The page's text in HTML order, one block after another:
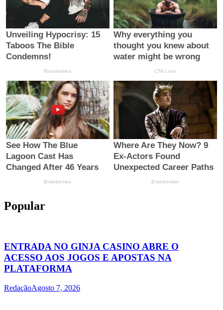
Popular
ENTRADA NO GINJA CASINO ABRE O
ACESSO AOS JOGOS E APOSTAS NA
PLATAFORMA
RedaçãoAgosto 7, 2026